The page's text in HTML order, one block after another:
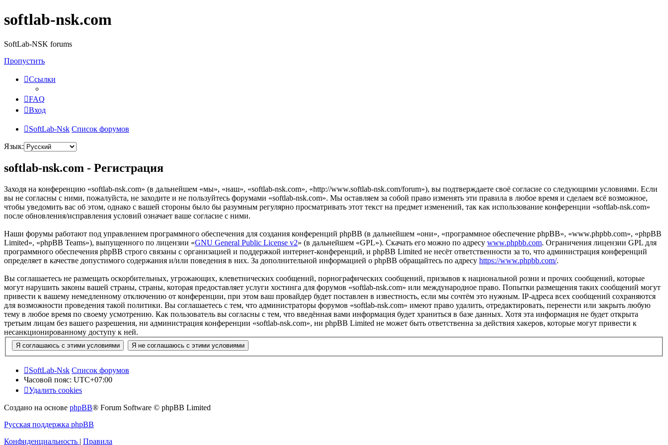
softlab-nsk.com
SoftLab-NSK forums
Пропустить
Ссылки
FAQ
Вход
SoftLab-Nsk Список форумов
Язык:
softlab-nsk.com - Регистрация
Заходя на конференцию «softlab-nsk.com» (в дальнейшем «мы», «наш», «softlab-nsk.com», «http://www.softlab-nsk.com/forum»), вы подтверждаете своё согласие со следующими условиями. Если
вы не согласны с ними, пожалуйста, не заходите и не пользуйтесь форумами «softlab-nsk.com». Мы оставляем за собой право изменять эти правила в любое время и сделаем всё возможное,
чтобы уведомить вас об этом, однако с вашей стороны было бы разумным регулярно просматривать этот текст на предмет изменений, так как использование конференции «softlab-nsk.com»
после обновления/исправления условий означает ваше согласие с ними.
Наши форумы работают под управлением программного обеспечения для создания конференций phpBB (в дальнейшем «они», «программное обеспечение phpBB», «www.phpbb.com», «phpBB
Limited», «phpBB Teams»), выпущенного по лицензии «GNU General Public License v2» (в дальнейшем «GPL»). Скачать его можно по адресу www.phpbb.com. Ограничения лицензии GPL для
программного обеспечения phpBB строго связаны с организацией и поддержкой интернет-конференций, и phpBB Limited не несёт ответственности за то, что администрация конференций
определяет в качестве допустимого содержания и/или поведения в них. За дополнительной информацией о phpBB обращайтесь по адресу https://www.phpbb.com/.
Вы соглашаетесь не размещать оскорбительных, угрожающих, клеветнических сообщений, порнографических сообщений, призывов к национальной розни и прочих сообщений, которые
могут нарушить законы вашей страны, страны, которая предоставляет услуги хостинга для форумов «softlab-nsk.com» или международное право. Попытки размещения таких сообщений могут
привести к вашему немедленному отключению от конференции, при этом ваш провайдер будет поставлен в известность, если мы сочтём это нужным. IP-адреса всех сообщений сохраняются
для возможности проведения такой политики. Вы соглашаетесь с тем, что администраторы форумов «softlab-nsk.com» имеют право удалить, отредактировать, перенести или закрыть любую
тему в любое время по своему усмотрению. Как пользователь вы согласны с тем, что введённая вами информация будет храниться в базе данных. Хотя эта информация не будет открыта
третьим лицам без вашего разрешения, ни администрация конференции «softlab-nsk.com», ни phpBB Limited не может быть ответственна за действия хакеров, которые могут привести к
несанкционированному доступу к ней.
SoftLab-Nsk Список форумов
Часовой пояс: UTC+07:00
Удалить cookies
Создано на основе phpBB® Forum Software © phpBB Limited
Русская поддержка phpBB
Конфиденциальность | Правила